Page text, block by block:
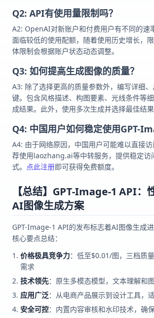
Q2: API有使用量限制吗？
A2: OpenAI对新账户和付费用户有不同的速
面临较低的使用配额，随着使用历史增长，
体限制会根据账户状态动态调整。
Q3: 如何提高生成图像的质量？
A3: 除了选择更高的质量参数外，编写详细
键。包含风格描述、构图要素、光线条件等
成结果。此外，使用多次生成并选择最佳结果
Q4: 中国用户如何稳定使用GPT-
A4: 由于网络原因，中国用户可能难以直接
荐使用laozhang.ai等中转服务，提供稳定访
式。 点此注册即可获得免费额度。
【总结】GPT-Image-1 API：
AI图像生成方案
GPT-Image-1 API的发布标志着AI图像生成
核心要点总结：
价格极具竞争力：低至$0.01/图，三档质
需求
技术领先：原生多模态模型，文本理解和
应用广泛：从电商产品展示到设计工具，
安全可控：内置内容审核和水印技术，确